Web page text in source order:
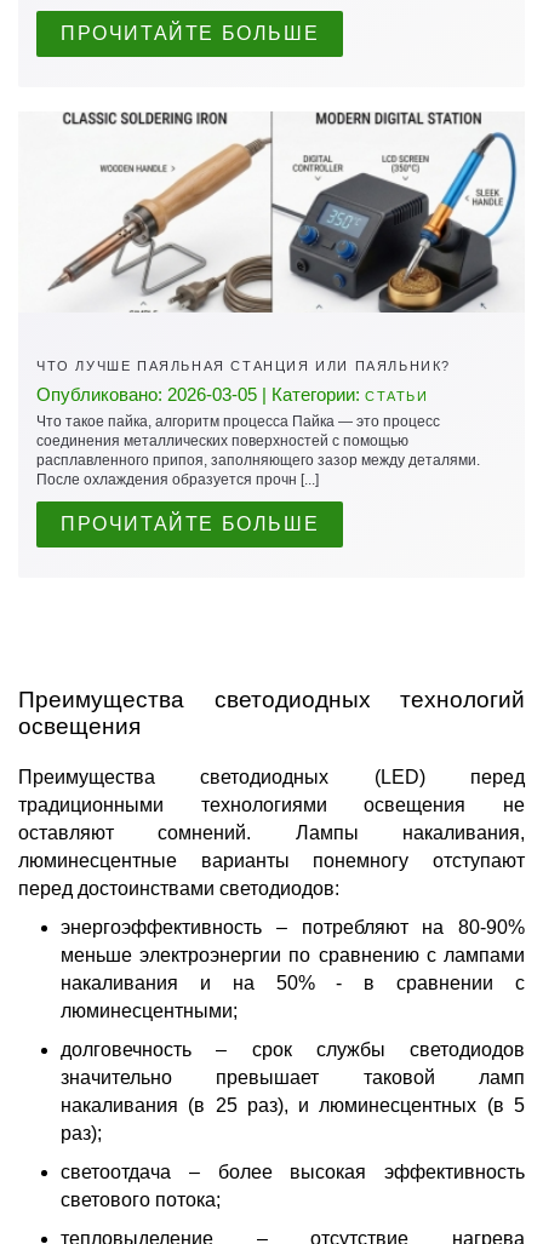
ПРОЧИТАЙТЕ БОЛЬШЕ
ЧТО ЛУЧШЕ ПАЯЛЬНАЯ СТАНЦИЯ ИЛИ ПАЯЛЬНИК?
Опубликовано: 2026-03-05 | Категории: СТАТЬИ
Что такое пайка, алгоритм процесса Пайка — это процесс
соединения металлических поверхностей с помощью
расплавленного припоя, заполняющего зазор между деталями.
После охлаждения образуется прочн [...]
ПРОЧИТАЙТЕ БОЛЬШЕ
Преимущества светодиодных технологий
освещения
Преимущества светодиодных (LED) перед
традиционными технологиямиосвещения не
оставляют сомнений. Лампы накаливания,
люминесцентные варианты понемногу отступают
перед достоинствами светодиодов:
энергоэффективность – потребляют на 80-90%
меньше электроэнергии по сравнению с лампами
накаливания и на 50% - в сравнении с
люминесцентными;
долговечность – срок службы светодиодов
значительно превышает таковой ламп
накаливания (в 25 раз), и люминесцентных (в 5
раз);
светоотдача – более высокая эффективность
светового потока;
тепловыделение – отсутствие нагрева